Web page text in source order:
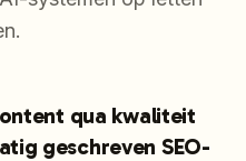
qua kwaliteit
geschreven SEO-